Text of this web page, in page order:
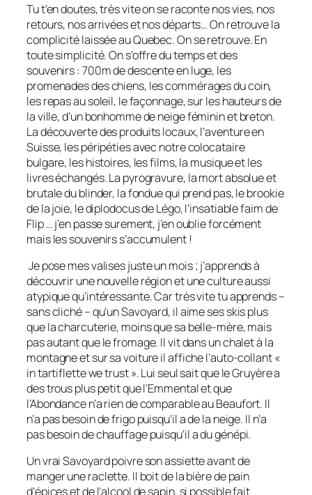
Tu t’en doutes, très vite on se raconte nos vies, nos
retours, nos arrivées et nos départs… On retrouve la
complicité laissée au Quebec. On se retrouve. En
toute simplicité. On s’offre du temps et des
souvenirs : 700m de descente en luge, les
promenades des chiens, les commérages du coin,
les repas au soleil, le façonnage, sur les hauteurs de
la ville, d’un bonhomme de neige féminin et breton.
La découverte des produits locaux, l’aventure en
Suisse, les péripéties avec notre colocataire
bulgare, les histoires, les films, la musique et les
livres échangés. La pyrogravure, la mort absolue et
brutale du blinder, la fondue qui prend pas, le brookie
de la joie, le diplodocus de Légo, l’insatiable faim de
Flip … j’en passe surement, j’en oublie forcément
mais les souvenirs s’accumulent !
Je pose mes valises juste un mois ; j’apprends à
découvrir une nouvelle région et une culture aussi
atypique qu’intéressante. Car très vite tu apprends –
sans cliché – qu’un Savoyard, il aime ses skis plus
que la charcuterie, moins que sa belle-mère, mais
pas autant que le fromage. Il vit dans un chalet à la
montagne et sur sa voiture il affiche l’auto-collant «
in tartiflette we trust». Lui seul sait que le Gruyère a
des trous plus petit que l’Emmental et que
l’Abondance n’a rien de comparable au Beaufort. Il
n’a pas besoin de frigo puisqu’il a de la neige. Il n’a
pas besoin de chauffage puisqu’il a du génépi.
Un vrai Savoyard poivre son assiette avant de
manger une raclette. Il boit de la bière de pain
d’épices et de l’alcool de sapin, si possible fait